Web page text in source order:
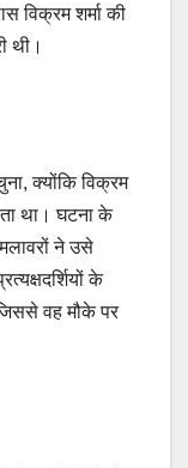
विक्रम शर्मा की
थी।
क्योंकि विक्रम
था। घटना के
ने उसे
के
वह मौके पर